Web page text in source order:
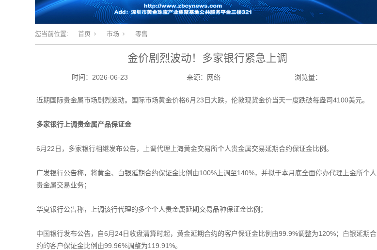
您当前位置: 首页 市场 零售
金价剧烈波动！多家银行紧急上调
时间： 2026-06-23 来源： 网络 浏览量：
近期国际贵金属市场剧烈波动。国际市场黄金价格6月23日大跌，伦敦现货金价当天一度跌破每盎司4100美元。
多家银行上调贵金属产品保证金
6月22日，多家银行相继发布公告，上调代理上海黄金交易所个人贵金属交易延期合约保证金比例。
广发银行公告称，将黄金、白银延期合约保证金比例由100%上调至140%，并拟于本月底全面停办代理上金所个人
贵金属交易业务；
华夏银行公告称，上调该行代理的多个个人贵金属延期交易品种保证金比例；
中国银行发布公告，自6月24日收盘清算时起，黄金延期合约的客户保证金比例由99.9%调整为120%；白银延期合
约的客户保证金比例由99.96%调整为119.91%。